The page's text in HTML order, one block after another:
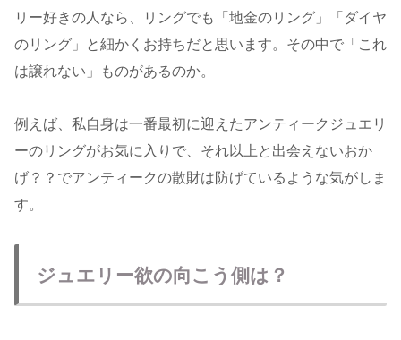
リー好きの人なら、リングでも「地金のリング」「ダイヤ
のリング」と細かくお持ちだと思います。その中で「これ
は譲れない」ものがあるのか。
例えば、私自身は一番最初に迎えたアンティークジュエリ
ーのリングがお気に入りで、それ以上と出会えないおか
げ？？でアンティークの散財は防げているような気がしま
す。
ジュエリー欲の向こう側は？